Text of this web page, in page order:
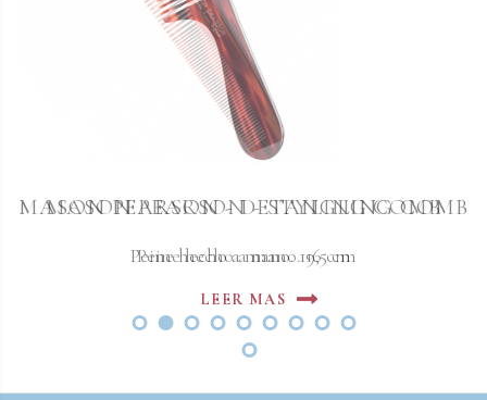
MASON PEARSON - DETANGLING COMB
Peine hecho a mano. 19,5 cm
LEER MAS
MASON PEARSON - STYLING COMB
Peine hecho a mano. 16 cm
LEER MAS